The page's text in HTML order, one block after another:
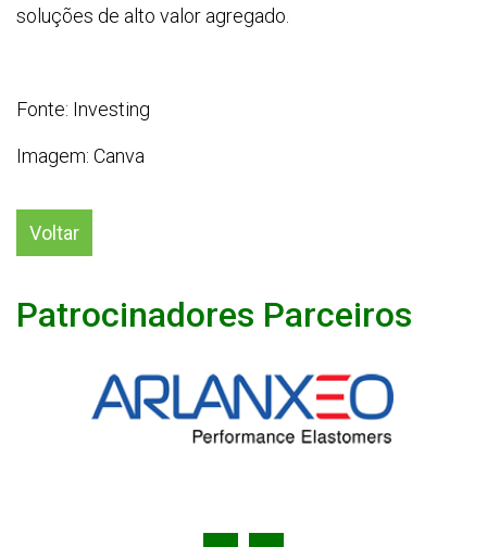
soluções de alto valor agregado.
Fonte: Investing
Imagem: Canva
Voltar
Patrocinadores Parceiros